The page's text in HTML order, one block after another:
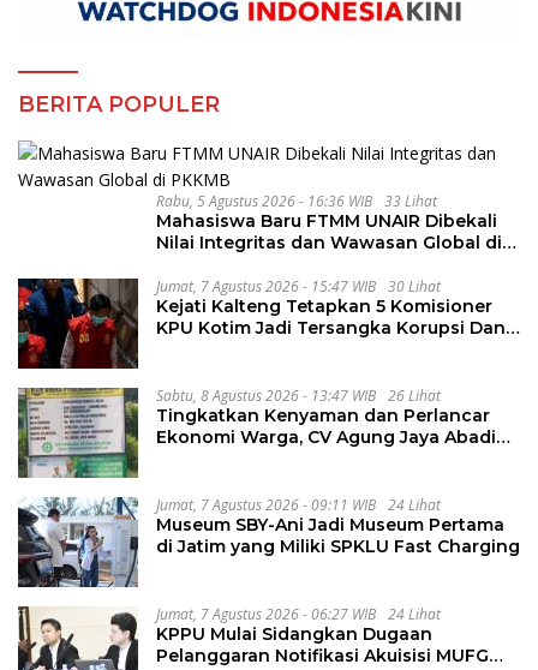
BERITA POPULER
Rabu, 5 Agustus 2026 - 16:36 WIB 33 Lihat
Mahasiswa Baru FTMM UNAIR Dibekali
Nilai Integritas dan Wawasan Global di
Jumat, 7 Agustus 2026 - 15:47 WIB 30 Lihat
Kejati Kalteng Tetapkan 5 Komisioner
KPU Kotim Jadi Tersangka Korupsi Dana
Sabtu, 8 Agustus 2026 - 13:47 WIB 26 Lihat
Tingkatkan Kenyaman dan Perlancar
Ekonomi Warga, CV Agung Jaya Abadi
Jumat, 7 Agustus 2026 - 09:11 WIB 24 Lihat
Museum SBY-Ani Jadi Museum Pertama
di Jatim yang Miliki SPKLU Fast Charging
Jumat, 7 Agustus 2026 - 06:27 WIB 24 Lihat
KPPU Mulai Sidangkan Dugaan
Pelanggaran Notifikasi Akuisisi MUFG